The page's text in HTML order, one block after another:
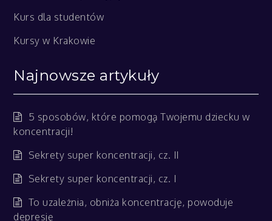
Kurs dla studentów
Kursy w Krakowie
Najnowsze artykuły
5 sposobów, które pomogą Twojemu dziecku w
koncentracji!
Sekrety super koncentracji, cz. II
Sekrety super koncentracji, cz. I
To uzależnia, obniża koncentrację, powoduje
depresję